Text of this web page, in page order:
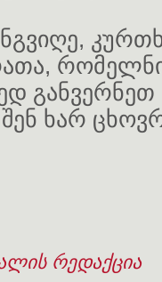
რომელნი
ხარ
რედაქცია